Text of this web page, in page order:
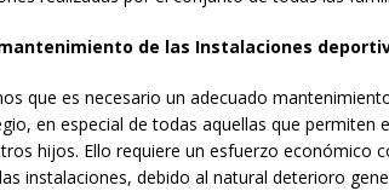
de las Instalaciones
que es necesario un adecuado
en especial de todas aquellas que permiten
hijos. Ello requiere un esfuerzo económico
instalaciones, debido al natural deterioro